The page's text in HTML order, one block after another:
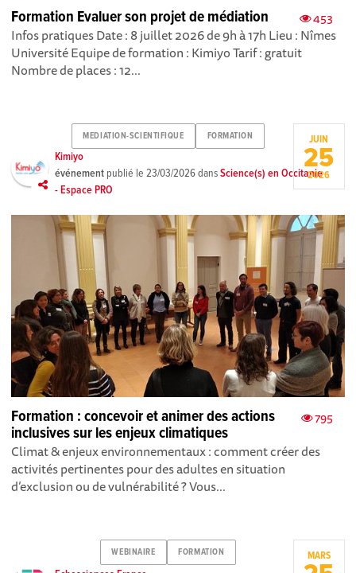
453
Formation Evaluer son projet de médiation
Infos pratiques Date : 8 juillet 2026 de 9h à 17h Lieu : Nîmes
Université Equipe de formation : Kimiyo Tarif : gratuit
Nombre de places : 12...
MEDIATION-SCIENTIFIQUE FORMATION
Kimiyo
événement publié le23/03/2026dansScience(s) en Occitanie
- Espace PRO
JUIN
25
2026
795
Formation : concevoir et animer des actions
inclusives sur les enjeux climatiques
Climat & enjeux environnementaux : comment créer des
activités pertinentes pour des adultes en situation
d’exclusion ou de vulnérabilité ? Vous...
WEBINAIRE FORMATION MARS